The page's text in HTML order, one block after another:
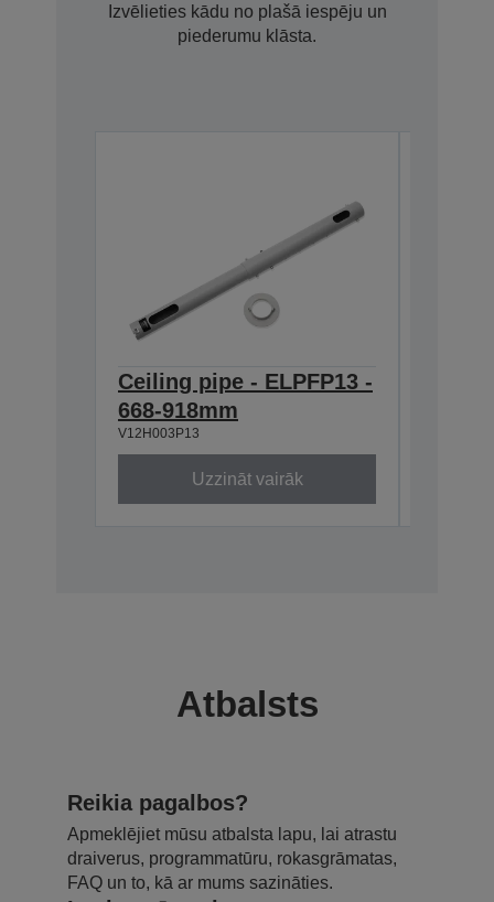
Izvēlieties kādu no plašā iespēju un
piederumu klāsta.
Ceiling pipe - ELPFP13 -
668-918mm
V12H003P13
Uzzināt vairāk
Atbalsts
Reikia pagalbos?
Apmeklējiet mūsu atbalsta lapu, lai atrastu
draiverus, programmatūru, rokasgrāmatas,
FAQ un to, kā ar mums sazināties.